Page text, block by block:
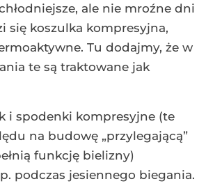
ale nie mroźne dni
się koszulka kompresyjna,
Tu dodajmy, że w
te są traktowane jak
i spodenki kompresyjne (te
na budowę „przylegającą”
funkcję bielizny)
podczas jesiennego biegania.